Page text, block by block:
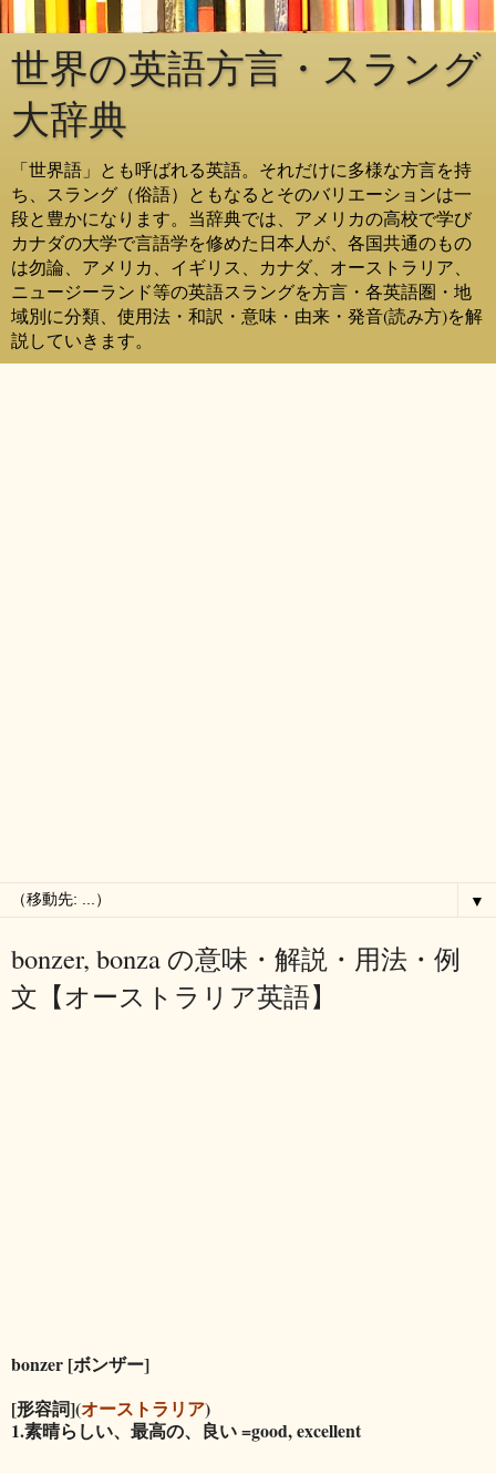
世界の英語方言・スラング
大辞典
「世界語」とも呼ばれる英語。それだけに多様な方言を持
ち、スラング（俗語）ともなるとそのバリエーションは一
段と豊かになります。当辞典では、アメリカの高校で学び
カナダの大学で言語学を修めた日本人が、各国共通のもの
は勿論、アメリカ、イギリス、カナダ、オーストラリア、
ニュージーランド等の英語スラングを方言・各英語圏・地
域別に分類、使用法・和訳・意味・由来・発音(読み方)を解
説していきます。
▼
bonzer, bonza の意味・解説・用法・例
文【オーストラリア英語】
bonzer [ボンザー]
[形容詞](オーストラリア)
1.素晴らしい、最高の、良い =good, excellent